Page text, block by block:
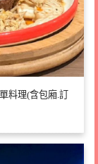
料理(含包廂.訂